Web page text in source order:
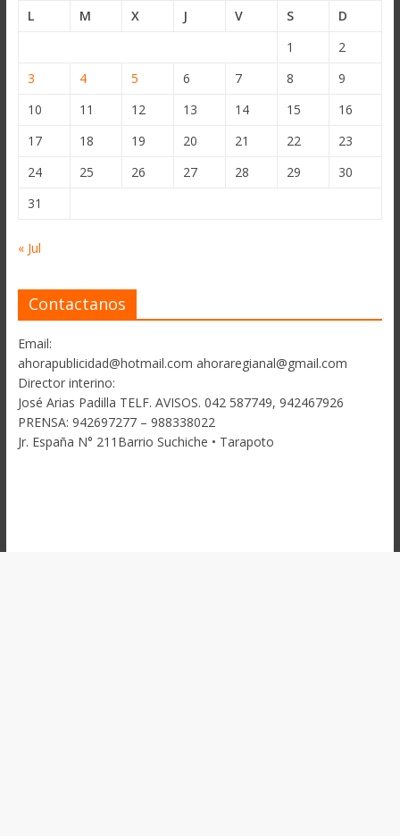
L
M X J V S
D
1
2
3
4 5 6 7 8
9
10
11 12 13 14 15
16
17
18 19 20 21 22
23
24
25 26 27 28 29
30
31
« Jul
Contactanos
Email:
ahorapublicidad@hotmail.com ahoraregianal@gmail.com
Director interino:
José Arias Padilla TELF. AVISOS. 042 587749, 942467926
PRENSA: 942697277 – 988338022
Jr. España N° 211Barrio Suchiche • Tarapoto